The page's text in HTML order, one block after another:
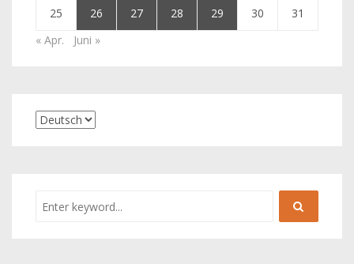
25 26 27 28 29 30
31
« Apr.
Juni »